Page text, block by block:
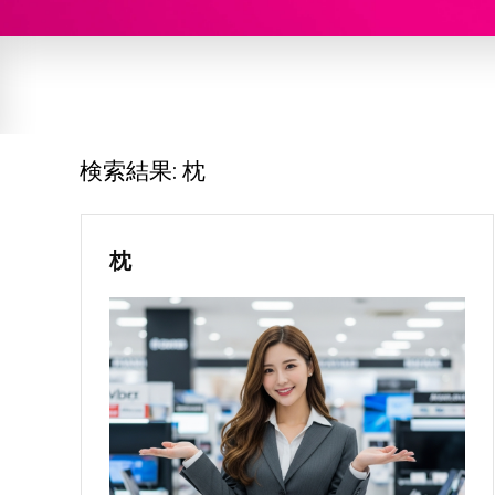
検索結果: 枕
枕